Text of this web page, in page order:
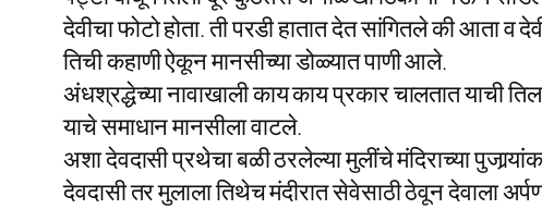
देवीचा फोटो होता. ती परडी हातात देत सांगितले की आता व
तिची कहाणी ऐकून मानसीच्या डोळ्यात पाणी आले.
अंधश्रद्धेच्या नावाखाली काय काय प्रकार चालतात याची
याचे समाधान मानसीला वाटले.
अशा देवदासी प्रथेचा बळी ठरलेल्या मुलींचे मंदिराच्या
देवदासी तर मुलाला तिथेच मंदीरात सेवेसाठी ठेवून देवाला